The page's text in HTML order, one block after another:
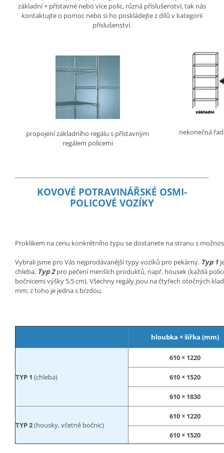
základní + přístavné nebo více polic, různá příslušenství, tak nás
kontaktujte o pomoc nebo si ho poskládejte z dílů v kategorii
příslušenství.
propojení základního regálu s přístavným
regálem policemi
nekonečná
KOVOVÉ POTRAVINÁŘSKÉ OSMI-
POLICOVÉ VOZÍKY
Proklikem na cenu konkrétního typu se dostanete na stranu s
Vybrali jsme pro Vás nejprodávanější typy vozíků pro pekárny. Typ 1
chleba, Typ 2pro pečení menších produktů, např. housek (každá
bočnicemi výšky 5,5 cm). Všechny regály jsou na čtyřech otočných
mm, z toho je jedna s brzdou.
hloubka × šířka (mm)
TYP 1 (chleba)
610 × 1220
610 × 1520
610 × 1830
TYP 2(housky, včetně bočnic)
610 × 1220
610 × 1520